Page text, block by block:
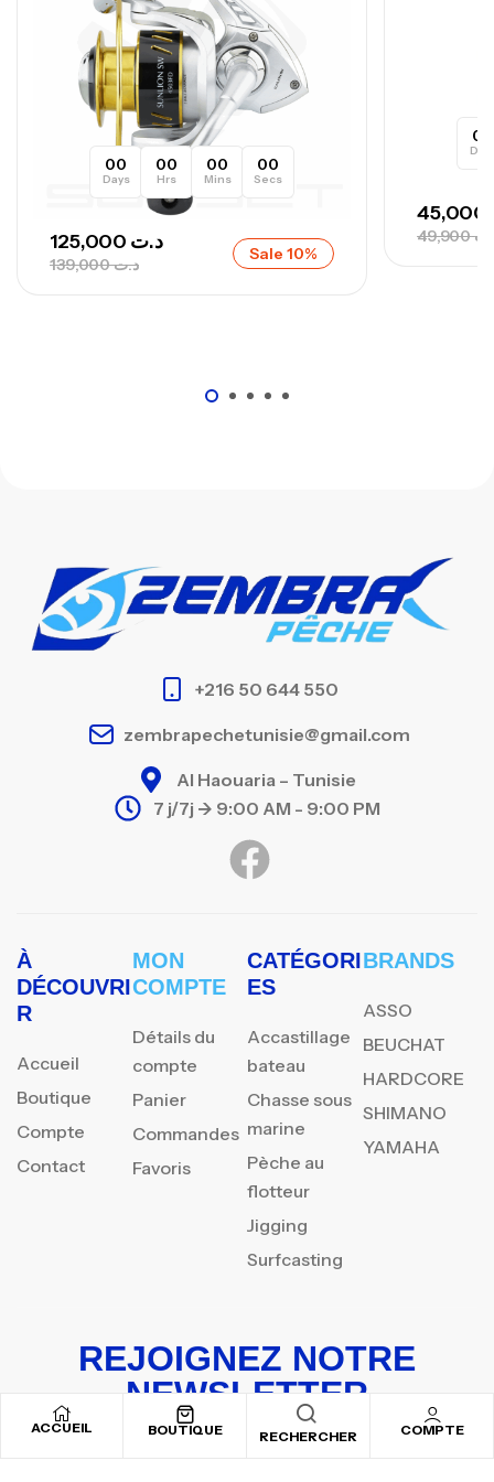
د.ت748,000
00
Days
00
Hrs
00
Mins
00
Secs
د.ت139,000
د.ت Sale 10%
00
49,900
ACCUEIL BOUTIQUE RECHERCHER COMPTE
+216 50 644 550
zembrapechetunisie@gmail.com
Al Haouaria – Tunisie
7 j/7j -> 9:00 AM - 9:00 PM
À
DÉCOUVRI
R
Accueil
Boutique
Compte
Contact
MON
COMPTE
Détails du
compte
Panier
Commandes
Favoris
CATÉGORI
ES
Accastillage
bateau
Chasse sous
marine
Pèche au
flotteur
Jigging
Surfcasting
BRANDS
ASSO
BEUCHAT
HARDCORE
SHIMANO
YAMAHA
REJOIGNEZ NOTRE
NEWSLETTER
Inscrivez-vous pour recevoir nos offres spéciales